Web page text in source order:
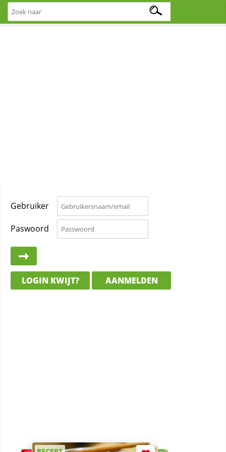
Gebruiker
Paswoord
LOGIN KWIJT? AANMELDEN